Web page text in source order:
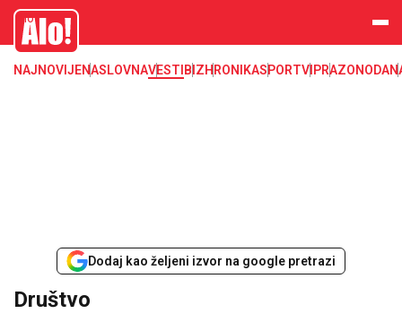
Društvo, društvene teme
Alo
NAJNOVIJENASLOVNAVESTI BIZHRONIKASPORTVIPRAZONODA
Dodaj kao željeni izvor na google pretrazi
Društvo